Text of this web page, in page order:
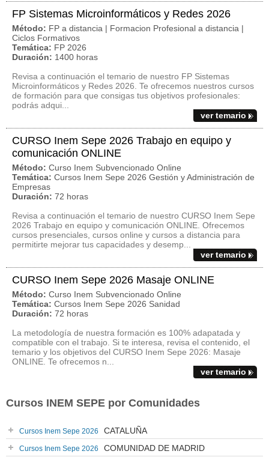
FP Sistemas Microinformáticos y Redes 2026
Método: FP a distancia | Formacion Profesional a distancia |
Ciclos Formativos
Temática: FP 2026
Duración: 1400 horas
Revisa a continuación el temario de nuestro FP Sistemas
Microinformáticos y Redes 2026. Te ofrecemos nuestros cursos
de formación para que consigas tus objetivos profesionales:
podrás adqui...
ver temario
CURSO Inem Sepe 2026 Trabajo en equipo y
comunicación ONLINE
Método: Curso Inem Subvencionado Online
Temática: Cursos Inem Sepe 2026 Gestión y Administración de
Empresas
Duración: 72 horas
Revisa a continuación el temario de nuestro CURSO Inem Sepe
2026 Trabajo en equipo y comunicación ONLINE. Ofrecemos
cursos presenciales, cursos online y cursos a distancia para
permitirte mejorar tus capacidades y desemp...
ver temario
CURSO Inem Sepe 2026 Masaje ONLINE
Método: Curso Inem Subvencionado Online
Temática: Cursos Inem Sepe 2026 Sanidad
Duración: 72 horas
La metodología de nuestra formación es 100% adapatada y
compatible con el trabajo. Si te interesa, revisa el contenido, el
temario y los objetivos del CURSO Inem Sepe 2026: Masaje
ONLINE. Te ofrecemos n...
ver temario
Cursos INEM SEPE por Comunidades
Cursos Inem Sepe 2026 CATALUÑA
Cursos Inem Sepe 2026 COMUNIDAD DE MADRID